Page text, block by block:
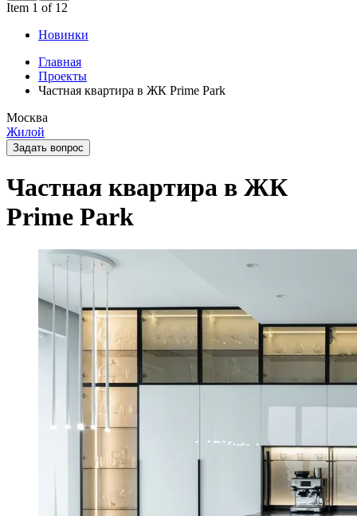
Item 1 of 12
Новинки
Главная
Проекты
Частная квартира в ЖК Prime Park
Москва
Жилой
Задать вопрос
Частная квартира в ЖК
Prime Park